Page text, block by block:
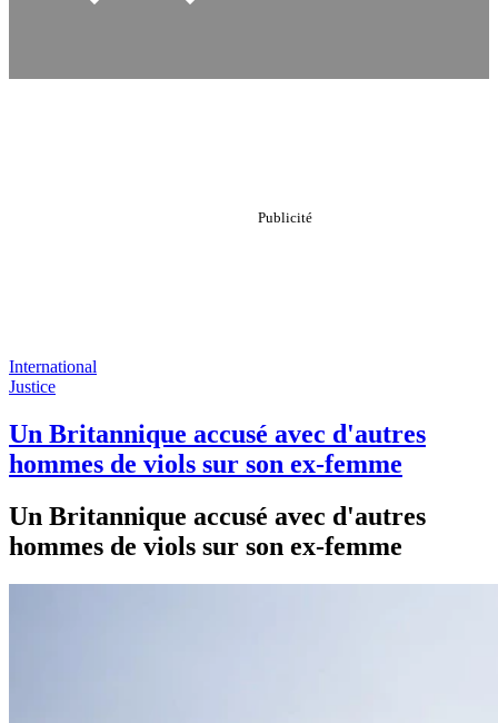
International
Justice
Un Britannique accusé avec d'autres
hommes de viols sur son ex-femme
Un Britannique accusé avec d'autres
hommes de viols sur son ex-femme